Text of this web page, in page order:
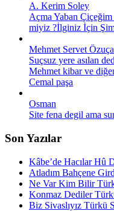
A. Kerim Soley
Açma Yaban
miyiz ?İlginiz İçin
Mehmet Servet
Suçsuz yere asılan
Mehmet kibar ve
Cemal paşa
Osman
Site fena degil ama
Son Yazılar
Kâbe’de Hacılar Hû
Atladım Bahçene
Ne Var Kim Bilir
Konmaz Dediler
Biz Sivaslıyız Türkü